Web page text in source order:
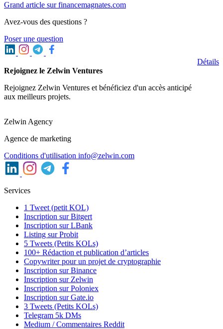
Grand article sur financemagnates.com
Avez-vous des questions ?
Poser une question
Rejoignez le Zelwin Ventures
Rejoignez Zelwin Ventures et bénéficiez d'un accès anticipé
aux meilleurs projets.
Détails
Zelwin Agency
Agence de marketing
Conditions d'utilisation info@zelwin.com
Services
1 Tweet (petit KOL)
Inscription sur Bitgert
Inscription sur LBank
Listing sur Probit
5 Tweets (Petits KOLs)
100+ Rédaction et publication d’articles
Copywriter pour un projet de cryptographie
Inscription sur Binance
Inscription sur Zelwin
Inscription sur Poloniex
Inscription sur Gate.io
3 Tweets (Petits KOLs)
Telegram 5k DMs
Medium / Commentaires Reddit